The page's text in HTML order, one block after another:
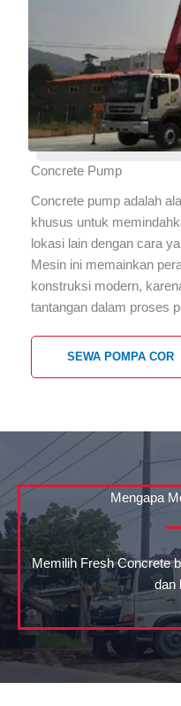
Concrete Pump
Concrete pump adalah
khusus untuk
lokasi lain dengan cara
Mesin ini memainkan
konstruksi modern,
tantangan dalam proses
SEWA POMPA COR
Mengapa
Memilih Fresh Concrete
dan